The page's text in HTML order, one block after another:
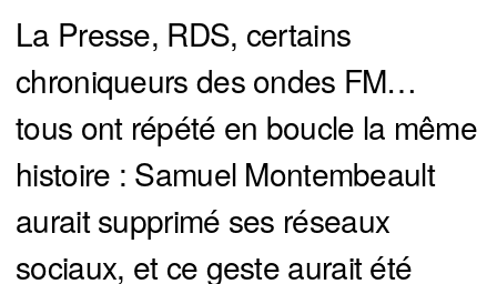
La Presse, RDS, certains
chroniqueurs des ondes FM…
tous ont répété en boucle la même
histoire : Samuel Montembeault
aurait supprimé ses réseaux
sociaux, et ce geste aurait été